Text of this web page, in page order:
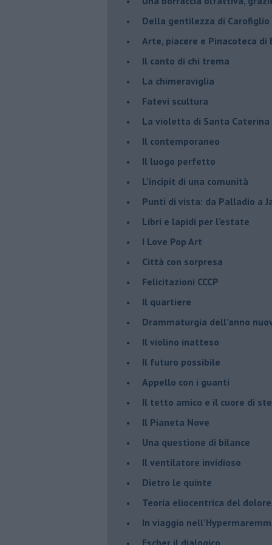
​Della gentilezza di Carofiglio
Arte, piacere e Pinacoteca di
​Il canto di chi trema
La chimeraviglia
​Fatevi scultura
​La violetta di Santa Caterina
​Il contemporaneo
​Il luogo perfetto
​L’incipit di una comunità
Punti di vista: da Palladio a
​Libri e lapidi per l’estate
​I Love Pop Art
Città con sorpresa
Felicitazioni CCCP
​Il quartiere
​Drammaturgia dell’anno
​Il violino inatteso
​Il futuro possibile
​Appello con i guanti
​Il tetto amico e il cuore di
​Il Pianeta Nove
​Una questione di bilance
​Il ventilatore invidioso
​Dietro le quinte
​Teoria eliocentrica del dolore
In viaggio
​Escher il dialogico